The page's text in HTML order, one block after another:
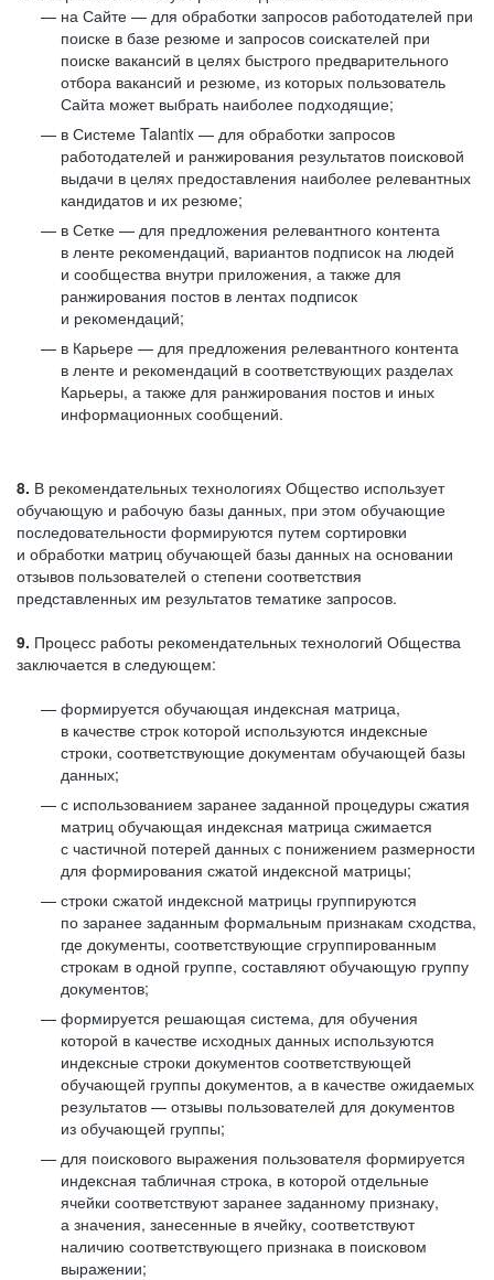
на Сайте — для обработки запросов работодателей при
поиске в базе резюме и запросов соискателей при
поиске вакансий в целях быстрого предварительного
отбора вакансий и резюме, из которых пользователь
Сайта может выбрать наиболее подходящие;
в Системе Talantix — для обработки запросов
работодателей и ранжирования результатов поисковой
выдачи в целях предоставления наиболее релевантных
кандидатов и их резюме;
в Сетке — для предложения релевантного контента
в ленте рекомендаций, вариантов подписок на людей
и сообщества внутри приложения, а также для
ранжирования постов в лентах подписок
и рекомендаций;
в Карьере — для предложения релевантного контента
в ленте и рекомендаций в соответствующих разделах
Карьеры, а также для ранжирования постов и иных
информационных сообщений.
8. В рекомендательных технологиях Общество использует
обучающую и рабочую базы данных, при этом обучающие
последовательности формируются путем сортировки
и обработки матриц обучающей базы данных на основании
отзывов пользователей о степени соответствия
представленных им результатов тематике запросов.
9. Процесс работы рекомендательных технологий Общества
заключается в следующем:
формируется обучающая индексная матрица,
в качестве строк которой используются индексные
строки, соответствующие документам обучающей базы
данных;
с использованием заранее заданной процедуры сжатия
матриц обучающая индексная матрица сжимается
с частичной потерей данных с понижением размерности
для формирования сжатой индексной матрицы;
строки сжатой индексной матрицы группируются
по заранее заданным формальным признакам сходства,
где документы, соответствующие сгруппированным
строкам в одной группе, составляют обучающую группу
документов;
формируется решающая система, для обучения
которой в качестве исходных данных используются
индексные строки документов соответствующей
обучающей группы документов, а в качестве ожидаемых
результатов — отзывы пользователей для документов
из обучающей группы;
для поискового выражения пользователя формируется
индексная табличная строка, в которой отдельные
ячейки соответствуют заранее заданному признаку,
а значения, занесенные в ячейку, соответствуют
наличию соответствующего признака в поисковом
выражении;